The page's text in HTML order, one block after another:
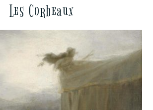
Les Corbeaux